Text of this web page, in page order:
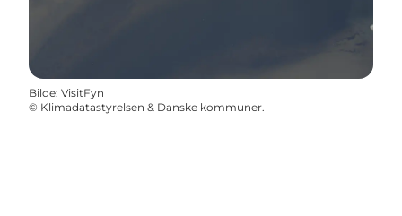
Bilde: VisitFyn
© Klimadatastyrelsen & Danske kommuner.